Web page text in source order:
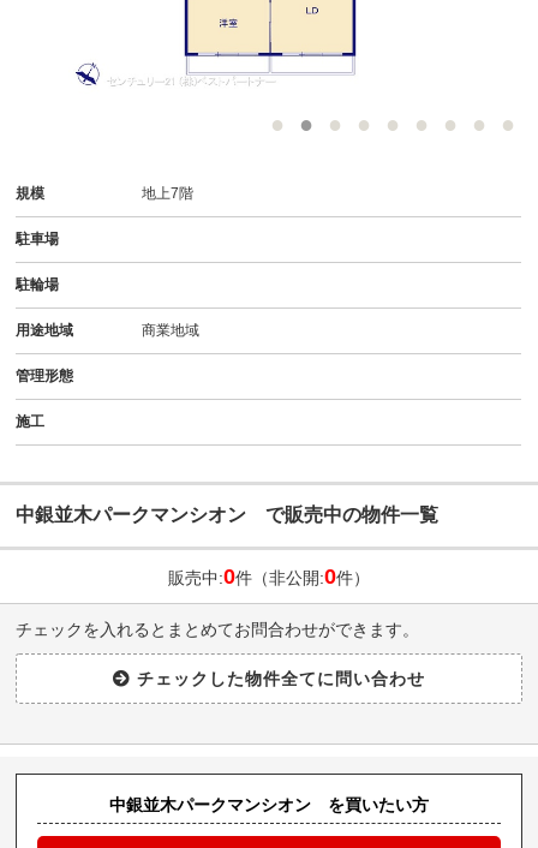
規模 地上7階
駐車場
駐輪場
用途地域 商業地域
管理形態
施工
中銀並木パークマンシオン で販売中の物件一覧
販売中:0件（非公開:0件）
チェックを入れるとまとめてお問合わせができます。
中銀並木パークマンシオン を買いたい方